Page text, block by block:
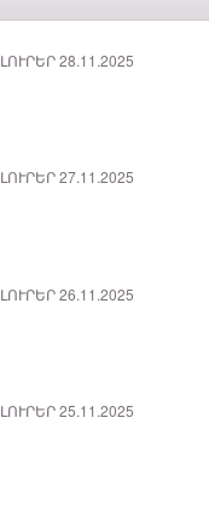
ԼՈՒՐԵՐ 28.11.2025
ԼՈՒՐԵՐ 27.11.2025
ԼՈՒՐԵՐ 26.11.2025
ԼՈՒՐԵՐ 25.11.2025